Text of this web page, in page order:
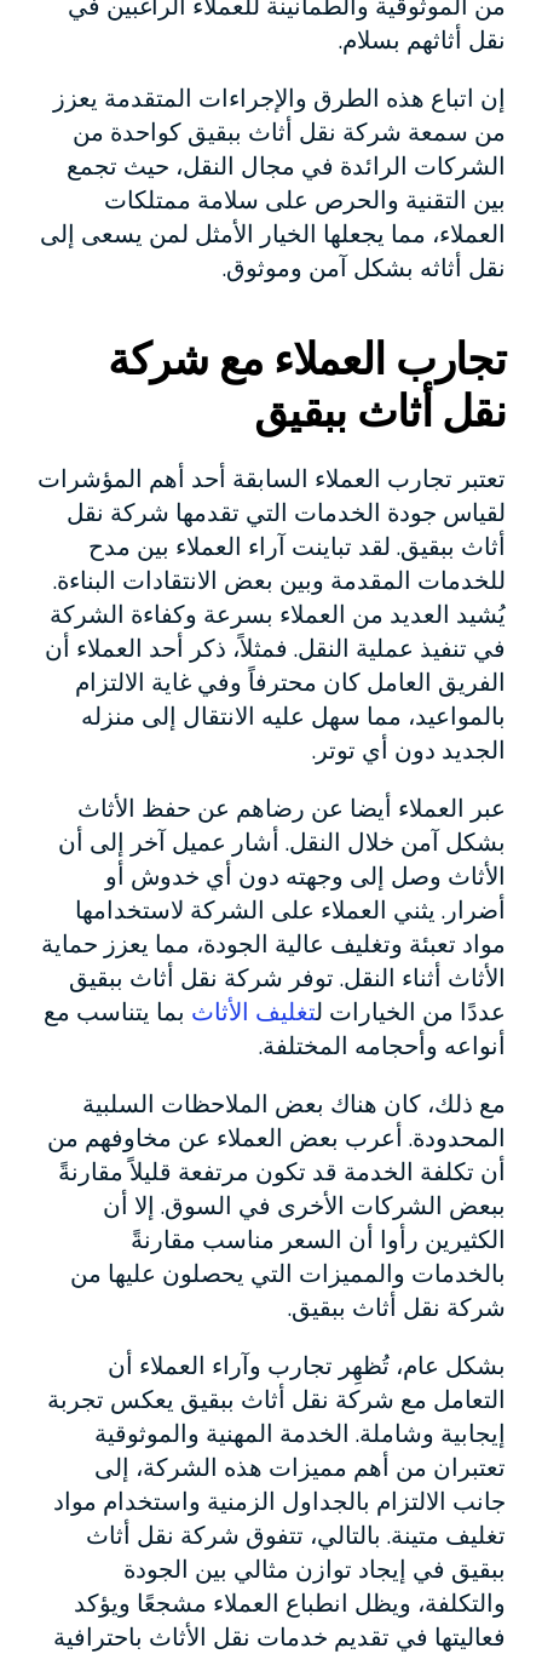
من الموثوقية والطمأنينة للعملاء الراغبين في
نقل أثاثهم بسلام.
إن اتباع هذه الطرق والإجراءات المتقدمة يعزز
من سمعة شركة نقل أثاث ببقيق كواحدة من
الشركات الرائدة في مجال النقل، حيث تجمع
بين التقنية والحرص على سلامة ممتلكات
العملاء، مما يجعلها الخيار الأمثل لمن يسعى إلى
نقل أثاثه بشكل آمن وموثوق.
تجارب العملاء مع شركة
نقل أثاث ببقيق
تعتبر تجارب العملاء السابقة أحد أهم المؤشرات
لقياس جودة الخدمات التي تقدمها شركة نقل
أثاث ببقيق. لقد تباينت آراء العملاء بين مدح
للخدمات المقدمة وبين بعض الانتقادات البناءة.
يُشيد العديد من العملاء بسرعة وكفاءة الشركة
في تنفيذ عملية النقل. فمثلاً، ذكر أحد العملاء أن
الفريق العامل كان محترفاً وفي غاية الالتزام
بالمواعيد، مما سهل عليه الانتقال إلى منزله
الجديد دون أي توتر.
عبر العملاء أيضا عن رضاهم عن حفظ الأثاث
بشكل آمن خلال النقل. أشار عميل آخر إلى أن
الأثاث وصل إلى وجهته دون أي خدوش أو
أضرار. يثني العملاء على الشركة لاستخدامها
مواد تعبئة وتغليف عالية الجودة، مما يعزز حماية
الأثاث أثناء النقل. توفر شركة نقل أثاث ببقيق
عددًا من الخيارات لتغليف الأثاث بما يتناسب مع
أنواعه وأحجامه المختلفة.
مع ذلك، كان هناك بعض الملاحظات السلبية
المحدودة. أعرب بعض العملاء عن مخاوفهم من
أن تكلفة الخدمة قد تكون مرتفعة قليلاً مقارنةً
ببعض الشركات الأخرى في السوق. إلا أن
الكثيرين رأوا أن السعر مناسب مقارنةً
بالخدمات والمميزات التي يحصلون عليها من
شركة نقل أثاث ببقيق.
بشكل عام، تُظهِر تجارب وآراء العملاء أن
التعامل مع شركة نقل أثاث ببقيق يعكس تجربة
إيجابية وشاملة. الخدمة المهنية والموثوقية
تعتبران من أهم مميزات هذه الشركة، إلى
جانب الالتزام بالجداول الزمنية واستخدام مواد
تغليف متينة. بالتالي، تتفوق شركة نقل أثاث
ببقيق في إيجاد توازن مثالي بين الجودة
والتكلفة، ويظل انطباع العملاء مشجعًا ويؤكد
فعاليتها في تقديم خدمات نقل الأثاث باحترافية